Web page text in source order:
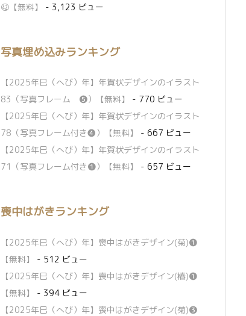
㊷【無料】
- 3,123 ビュー
写真埋め込みランキング
【2025年巳（へび）年】年賀状デザインのイラスト
83（写真フレーム ❺）【無料】
- 770 ビュー
【2025年巳（へび）年】年賀状デザインのイラスト
78（写真フレーム付き❹）【無料】
- 667 ビュー
【2025年巳（へび）年】年賀状デザインのイラスト
71（写真フレーム付き❶）【無料】
- 657 ビュー
喪中はがきランキング
【2025年巳（へび）年】喪中はがきデザイン(菊)❶
【無料】
- 512 ビュー
【2025年巳（へび）年】喪中はがきデザイン(椿)❶
【無料】
- 394 ビュー
【2025年巳（へび）年】喪中はがきデザイン(菊)❸